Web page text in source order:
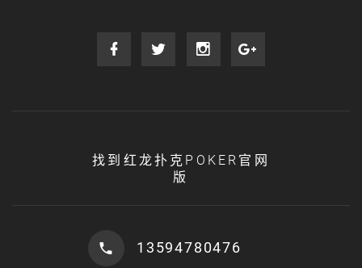
找到红龙扑克POKER官网
版
13594780476